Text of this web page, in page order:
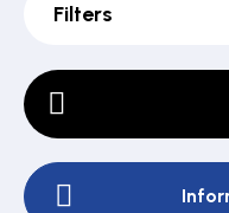
Pulsgevers
Filters